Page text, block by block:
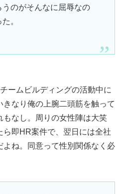
のがそんなに屈辱なの
。
ームビルディングの活動中に
きなり俺の上腕二頭筋を触って
もなし。周りの女性陣は大笑
即HR案件で、翌日には全社
よね。同意って性別関係なく必